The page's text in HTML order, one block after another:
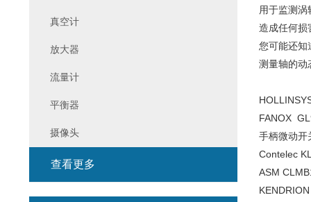
用于监测
造成任何损
您可能还知
测量轴的动
FANOX
手柄微动
Contelec
ASM
真空计
放大器
流量计
平衡器
摄像头
查看更多